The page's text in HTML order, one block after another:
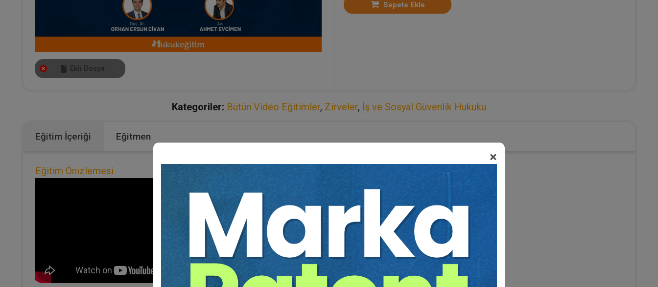
×
Ekli Dosya
Sepete Ekle
Kategoriler: Bütün Video Eğitimler, Zirveler, İş ve Sosyal Güvenlik Hukuku
Eğitim İçeriği Eğitmen
Eğitim Önizlemesi